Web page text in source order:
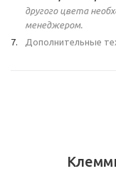
другого цвета
менеджером.
Дополнительные